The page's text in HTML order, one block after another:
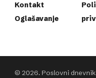
Kontakt
Oglašavanje
© 2026. Poslovni